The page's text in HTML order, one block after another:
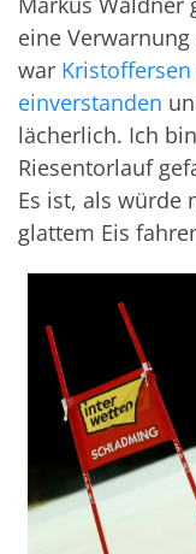
eine
war
einverstanden
lächerlich. Ich
Riesentorlauf
Es ist, als würde
glattem Eis